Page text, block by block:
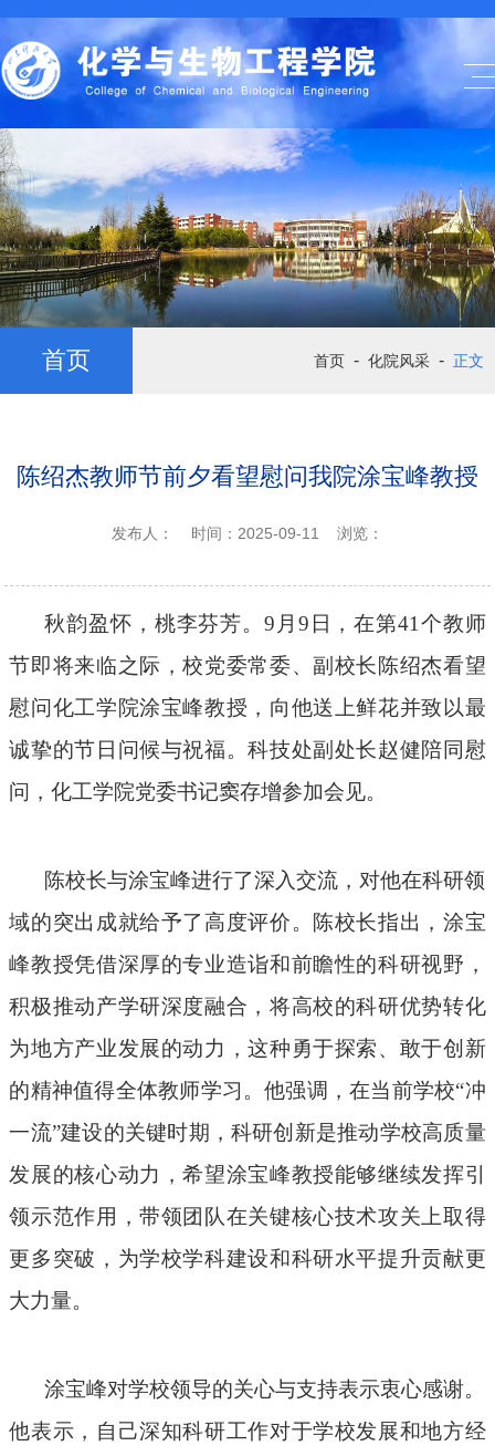
首页 首页 - 化院风采 - 正文
陈绍杰教师节前夕看望慰问我院涂宝峰教授
发布人： 时间：2025-09-11 浏览：
秋韵盈怀，桃李芬芳。 9 月 9 日，在第41个教师
节即将来临之际，校党委常委、副校长陈绍杰看望
慰问化工学院涂宝峰教授， 向他送上鲜花并致以最
诚挚的节日问候与祝福。科技处副处长赵健陪同慰
问 ，化工学院党委书记窦存增参加会见。
陈校长与涂宝峰进行了深入交流，对他在科研领
域的突出成就给予了高度评价。陈校长指出，涂宝
峰教授凭借深厚的专业造诣和前瞻性的科研视野，
积极推动产学研深度融合，将高校的科研优势转化
为地方产业发展的动力，这种勇于探索、敢于创新
的精神值得全体教师学习。他强调，在当前学校“冲
一流”建设的关键时期，科研创新是推动学校高质量
发展的核心动力，希望涂宝峰教授能够继续发挥引
领示范作用，带领团队在关键核心技术攻关上取得
更多突破，为学校学科建设和科研水平提升贡献更
大力量。
涂宝峰对学校领导的关心与支持表示衷心感谢。
他表示，自己深知科研工作对于学校发展和地方经